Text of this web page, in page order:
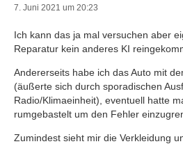
7. Juni 2021 um 20:23
Ich kann das ja mal versuchen aber
Reparatur kein anderes KI
Andererseits habe ich das Auto mit
(äußerte sich durch sporadischen
Radio/Klimaeinheit), eventuell hatte
rumgebastelt um den Fehler
Zumindest sieht mir die Verkleidung